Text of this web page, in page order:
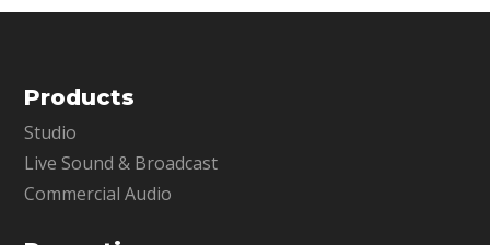
Products
Studio
Live Sound & Broadcast
Commercial Audio